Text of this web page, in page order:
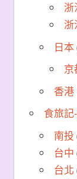
浙
浙
日本
京
香港
食旅記
南投
台中
台北